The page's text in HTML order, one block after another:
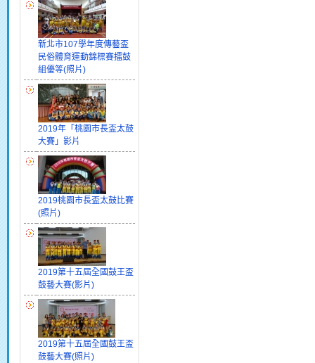
新北市107學年度傳藝盃
民俗體育運動錦標賽擂鼓
組優等(照片)
2019年「桃園市長盃太鼓
大賽」影片
2019桃園市長盃太鼓比賽
(照片)
2019第十五屆全國鼓王盃
鼓藝大賽(影片)
2019第十五屆全國鼓王盃
鼓藝大賽(照片)